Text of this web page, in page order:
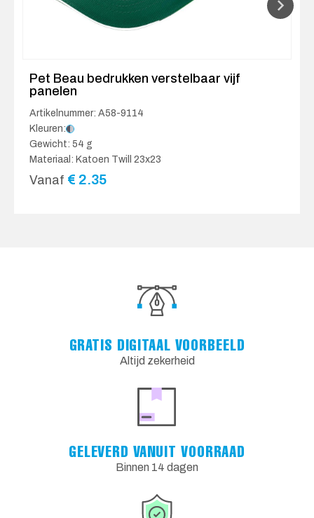
Pet Beau bedrukken verstelbaar vijf
panelen
Artikelnummer: A58-9114
Kleuren:
Gewicht: 54 g
Materiaal: Katoen Twill 23x23
Vanaf € 2.35
GRATIS DIGITAAL VOORBEELD
Altijd zekerheid
GELEVERD VANUIT VOORRAAD
Binnen 14 dagen